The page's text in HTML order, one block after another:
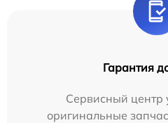
Гарантия
Сервисный центр
оригинальные